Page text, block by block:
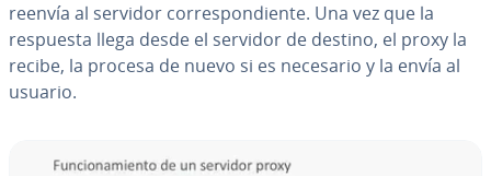
reenvía al servidor co­rre­s­po­n­die­n­te. Una vez que la
respuesta llega desde el servidor de destino, el proxy la
recibe, la procesa de nuevo si es necesario y la envía al
usuario.